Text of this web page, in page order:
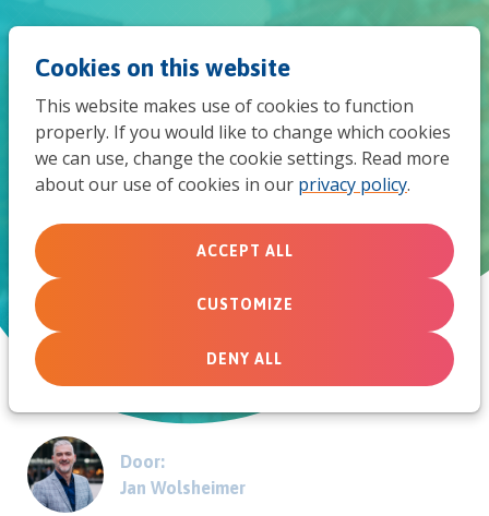
Cookies on this website
This website makes use of cookies to function
properly. If you would like to change which cookies
we can use, change the cookie settings. Read more
about our use of cookies in our privacy policy.
ACCEPT ALL
CUSTOMIZE
DENY ALL
Bemoediging voor
zorgverleners en ondernemers
Digitale ontmoetingen om voor elkaar te zorgen
March 13, 2020
Door:
Jan Wolsheimer